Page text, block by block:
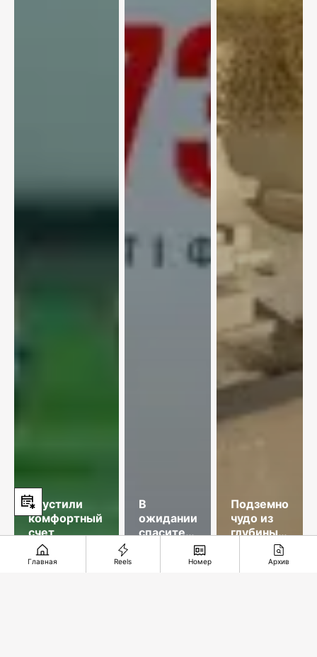
Упустили
комфортный
счет
В
ожидании
спасительного
Подземное
чудо из
глубины
Главная Reels Номер Архив